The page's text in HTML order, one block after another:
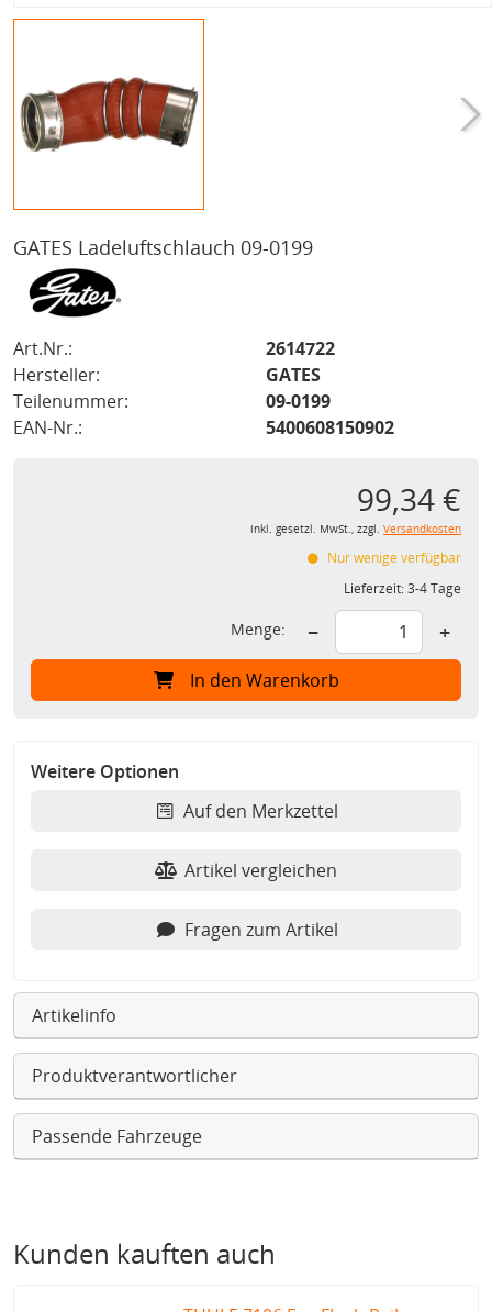
GATES Ladeluftschlauch 09-0199
Art.Nr.:
2614722
Hersteller:
GATES
Teilenummer:
09-0199
EAN-Nr.:
5400608150902
99,34 €
inkl. gesetzl. MwSt., zzgl. Versandkosten
Nur wenige verfügbar
Lieferzeit:3-4 Tage
Menge: − +
In den Warenkorb
Weitere Optionen
Auf den Merkzettel
Artikel vergleichen
Fragen zum Artikel
Artikelinfo
Produktverantwortlicher
Passende Fahrzeuge
Kunden kauften auch